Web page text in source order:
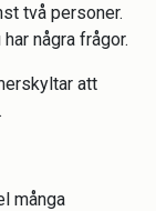
två personer.
några frågor.
att
många